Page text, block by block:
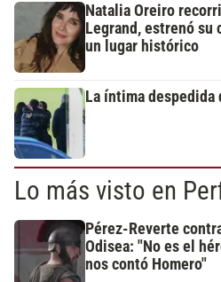
Natalia Oreiro
Legrand, estrenó su
un lugar histórico
La íntima despedida
Lo más visto en
Pérez-Reverte
Odisea: "No es el
nos contó Homero"